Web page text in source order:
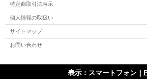
著） 網谷壮介
『「批判」の政治理論――ハーバーマスとホネット
（成田大起著） 田畑真一
『国家に抗するマルクス――「政治の他律性」につ
著） 植村邦彦
『ガンディーの真実――非暴力思想とは何か』（
『人口の経済学――平等の構想と統治をめぐる思
特定商取引法表示
個人情報の取扱い
サイトマップ
お問い合わせ
表示：スマートフォン｜